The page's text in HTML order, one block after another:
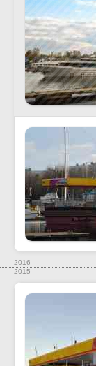
2016
2015